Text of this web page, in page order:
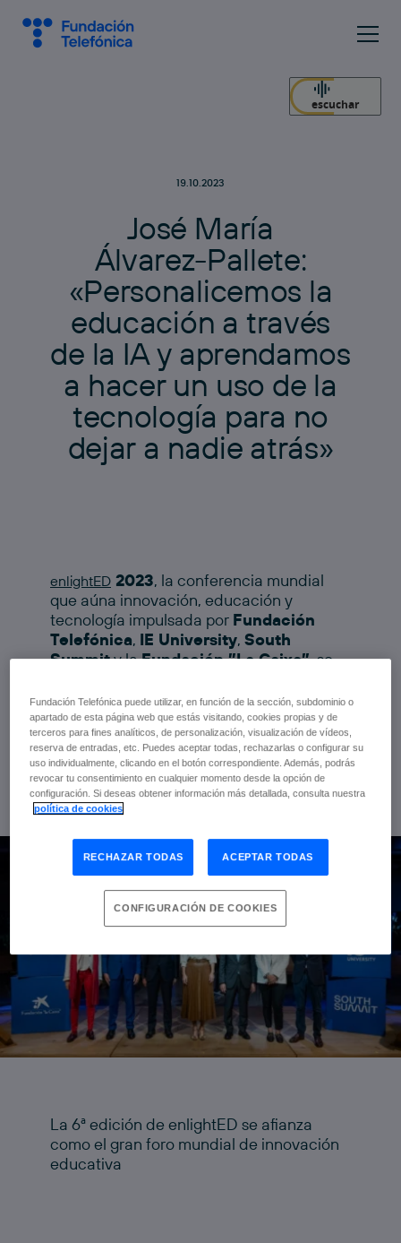
escuchar
19.10.2023
José María
Álvarez-Pallete:
«Personalicemos la
educación a través
de la IAy aprendamos
a hacer un uso de la
tecnología para no
dejar a nadie atrás»
enlightED 2023, la conferencia mundial
que aúna innovación, educación y
tecnología impulsada por Fundación
Telefónica, IE University, South
Summity laFundación ”La Caixa”, se
Espacio Fundación Telefónica. Con2.500
asistentes, esta edición puso el foco en
repensar la enseñanza en la era de
inteligencia artificial.
La 6ª edición de enlightED se afianza
como el gran foro mundial de innovación
educativa
Fundación Telefónica puede utilizar, en función de la sección, subdominio o
apartado de esta página web que estás visitando, cookies propias y de
terceros para fines analíticos, de personalización, visualización de vídeos,
reserva de entradas, etc. Puedes aceptar todas, rechazarlas o configurar su
uso individualmente, clicando en el botón correspondiente. Además, podrás
revocar tu consentimiento en cualquier momento desde la opción de
configuración. Si deseas obtener información más detallada, consulta nuestra
política de cookies
RECHAZAR TODAS ACEPTAR TODAS
CONFIGURACIÓN DE COOKIES